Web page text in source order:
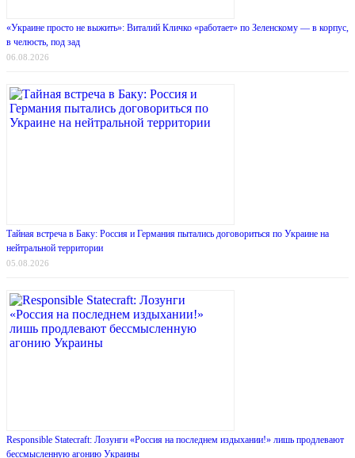
«Украине просто не выжить»: Виталий Кличко «работает» по Зеленскому — в корпус,
в челюсть, под зад
06.08.2026
Тайная встреча в Баку: Россия и Германия пытались договориться по Украине на
нейтральной территории
05.08.2026
Responsible Statecraft: Лозунги «Россия на последнем издыхании!» лишь продлевают
бессмысленную агонию Украины